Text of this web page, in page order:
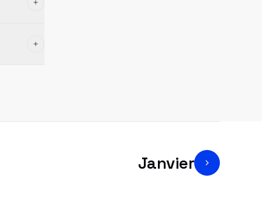
Janvier